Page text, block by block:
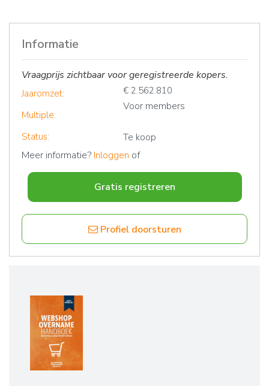
Informatie
Vraagprijs zichtbaar voor geregistreerde kopers.
Jaaromzet: € 2.562.810
Multiple:
Voor members
Status: Te koop
Meer informatie? Inloggen of
Gratis registreren
Profiel doorsturen